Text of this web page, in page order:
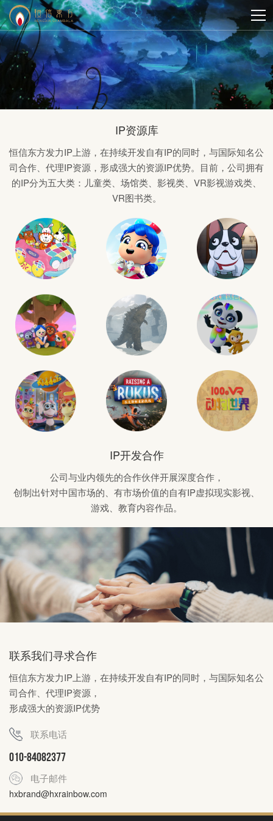
IP资源库
恒信东方发力IP上游，在持续开发自有IP的同时，与国际知名公
司合作、代理IP资源，形成强大的资源IP优势。目前，公司拥有
的IP分为五大类：儿童类、场馆类、影视类、VR影视游戏类、
VR图书类。
IP开发合作
公司与业内领先的合作伙伴开展深度合作，
创制出针对中国市场的、有市场价值的自有IP虚拟现实影视、
游戏、教育内容作品。
联系我们寻求合作
恒信东方发力IP上游，在持续开发自有IP的同时，与国际知名公
司合作、代理IP资源，
形成强大的资源IP优势
联系电话
010-84082377
电子邮件
hxbrand@hxrainbow.com